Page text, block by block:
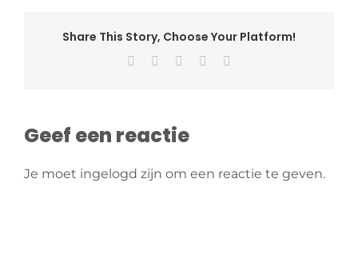
Share This Story, Choose Your Platform!
Facebook Pinterest
Geef een reactie
Je moet ingelogd zijn om een reactie te geven.